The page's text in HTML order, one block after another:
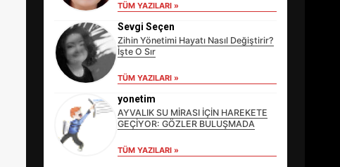
TÜM YAZILARI »
Sevgi Seçen
Zihin Yönetimi Hayatı Nasıl Değiştirir?
İşte O Sır
TÜM YAZILARI »
yonetim
AYVALIK SU MİRASI İÇİN HAREKETE
GEÇİYOR: GÖZLER BULUŞMADA
TÜM YAZILARI »
EİB’DE KRİTİK ATAMA:
SÜRDÜRÜLEBİLİRLİKTE NE
DEĞİŞECEK?